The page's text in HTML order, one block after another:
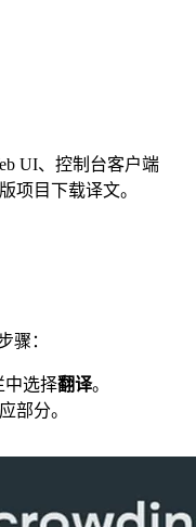
UI、控制台客户端
项目下载译文。
骤：
中选择翻译。
部分。